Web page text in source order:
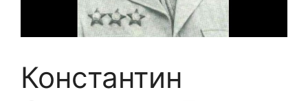
Константин